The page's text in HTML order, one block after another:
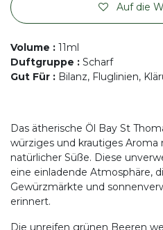
Auf die
Volume : 11ml
Duftgruppe : Scharf
Gut Für : Bilanz, Fluglinien,
Das ätherische Öl Bay St
würziges und krautiges
natürlicher Süße. Diese
eine einladende Atmosphäre,
Gewürzmärkte und
erinnert.
Die unreifen grünen Beeren